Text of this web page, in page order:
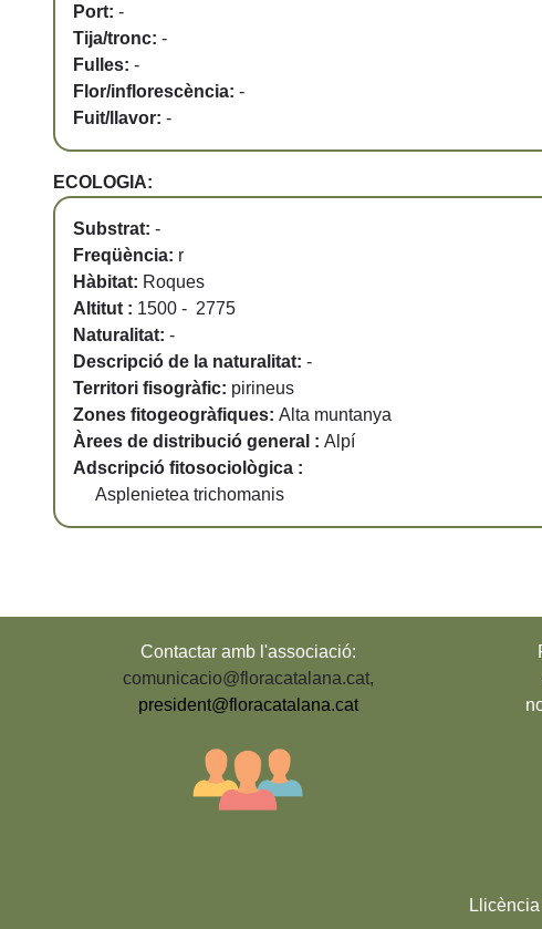
Port: -
Tija/tronc: -
Fulles: -
Flor/inflorescència: -
Fuit/llavor: -
ECOLOGIA:
Substrat: -
Freqüència: r
Hàbitat: Roques
Altitut : 1500 - 2775
Naturalitat: -
Descripció de la naturalitat: -
Territori fisogràfic: pirineus
Zones fitogeogràfiques: Alta muntanya
Àrees de distribució general : Alpí
Adscripció fitosociològica :
Asplenietea trichomanis
Contactar amb l'associació:
comunicacio@floracatalana.cat,
president@floracatalana.cat